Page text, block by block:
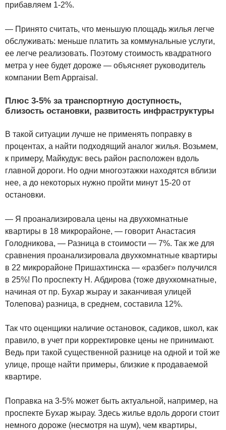
прибавляем 1-2%.
— Принято считать, что меньшую площадь жилья легче
обслуживать: меньше платить за коммунальные услуги,
ее легче реализовать. Поэтому стоимость квадратного
метра у нее будет дороже — объясняет руководитель
компании Bem Appraisal.
Плюс 3-5% за транспортную доступность,
близость остановки, развитость инфраструктуры
В такой ситуации лучше не применять поправку в
процентах, а найти подходящий аналог жилья. Возьмем,
к примеру, Майкудук: весь район расположен вдоль
главной дороги. Но одни многоэтажки находятся вблизи
нее, а до некоторых нужно пройти минут 15-20 от
остановки.
— Я проанализировала цены на двухкомнатные
квартиры в 18 микрорайоне, — говорит Анастасия
Голодникова, — Разница в стоимости — 7%. Так же для
сравнения проанализировала двухкомнатные квартиры
в 22 микрорайоне Пришахтинска — «разбег» получился
в 25%! По проспекту Н. Абдирова (тоже двухкомнатные,
начиная от пр. Бухар жырау и заканчивая улицей
Толепова) разница, в среднем, составила 12%.
Так что оценщики наличие остановок, садиков, школ, как
правило, в учет при корректировке цены не принимают.
Ведь при такой существенной разнице на одной и той же
улице, проще найти примеры, близкие к продаваемой
квартире.
Поправка на 3-5% может быть актуальной, например, на
проспекте Бухар жырау. Здесь жилье вдоль дороги стоит
немного дороже (несмотря на шум), чем квартиры,